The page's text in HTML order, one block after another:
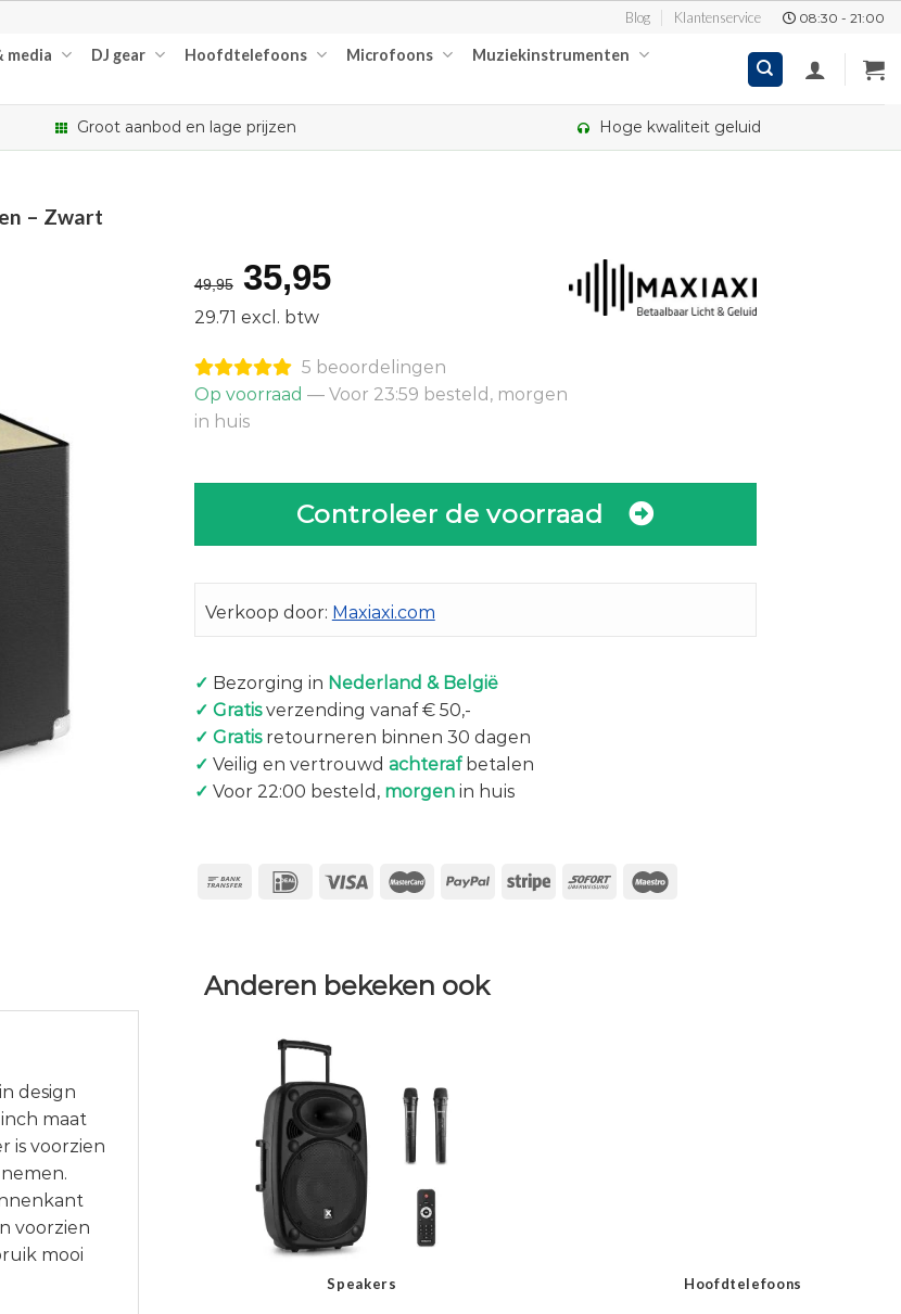
Blog Klantenservice 08:30 - 21:00
media DJ gear Hoofdtelefoons Microfoons Muziekinstrumenten
Groot aanbod en lage prijzen Hoge kwaliteit geluid
– Zwart
49,95 Oorspronkelijke
prijs
was:
€49,95.
35,95Huidige
€35,95.
29.71 excl. btw
5 beoordelingen
Op voorraad — Voor 23:59 besteld, morgen
in huis
Controleer de voorraad
Verkoop door: Maxiaxi.com
✓ Bezorging in Nederland & België
✓ Gratisverzending vanaf € 50,-
✓ Gratisretourneren binnen 30 dagen
✓ Veilig en vertrouwd achterafbetalen
✓ Voor 22:00 besteld, morgenin huis
design
maat
is voorzien
voorzien
mooi
Anderen bekeken ook
Speakers Hoofdtelefoons